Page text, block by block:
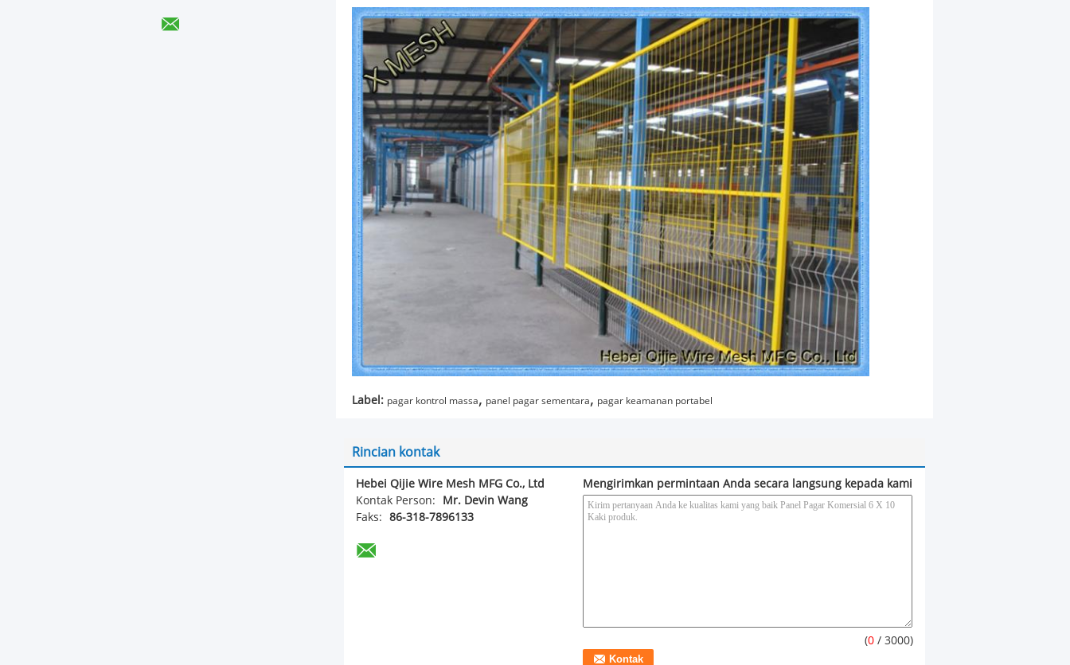
Label: pagar kontrol massa, panel pagar sementara, pagar keamanan portabel
Rincian kontak
Hebei Qijie Wire Mesh MFG Co., Ltd
Kontak Person:
Mr. Devin Wang
Faks: 86-318-7896133
Mengirimkan permintaan Anda secara langsung kepada kami
(0 / 3000)